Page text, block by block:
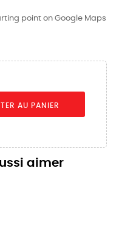
point on Google Maps
AU PANIER
aimer